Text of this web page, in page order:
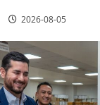
2026-08-05